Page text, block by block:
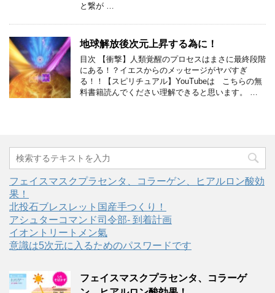
と繋が …
地球解放後次元上昇する為に！
目次 【衝撃】人類覚醒のプロセスはまさに最終段階
にある！？イエスからのメッセージがヤバすぎ
る！！【スピリチュアル】YouTubeは こちらの無
料書籍読んでください理解できると思います。 …
フェイスマスクプラセンタ、コラーゲン、ヒアルロン酸効
果！
北投石ブレスレット国産手つくり！
アシュターコマンド司令部- 到着計画
イオントリートメン氣
意識は5次元に入るためのパスワードです
フェイスマスクプラセンタ、コラーゲ